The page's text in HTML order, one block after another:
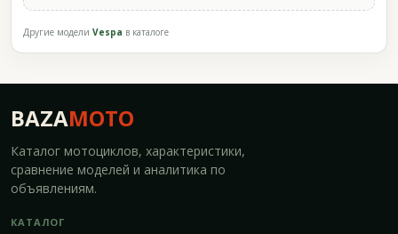
Другие модели Vespa в каталоге
BAZAMOTO
Каталог мотоциклов, характеристики,
сравнение моделей и аналитика по
объявлениям.
КАТАЛОГ